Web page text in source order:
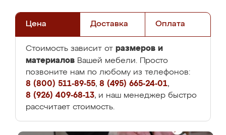
Цена Доставка Оплата
Стоимость зависит от размеров и
материалов Вашей мебели. Просто
позвоните нам по любому из телефонов:
8 (800) 511-89-55, 8 (495) 665-24-01,
8 (926) 409-68-13, и наш менеджер быстро
рассчитает стоимость.